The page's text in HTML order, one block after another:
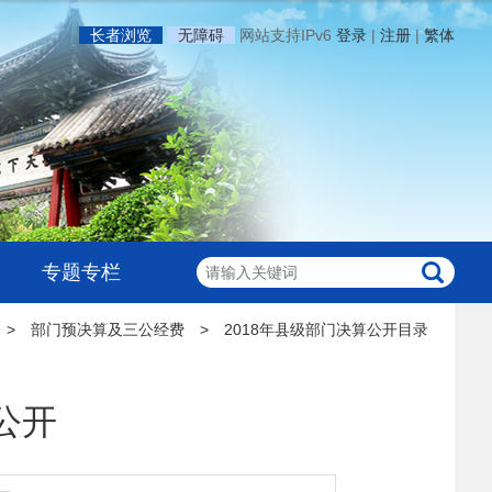
长者浏览 无障碍 网站支持IPv6 登录 | 注册|繁体
专题专栏
> 部门预决算及三公经费 > 2018年县级部门决算公开目录
开